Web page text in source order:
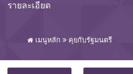
รายละเอียด
เมนูหลัก คุยกับรัฐมนตรี